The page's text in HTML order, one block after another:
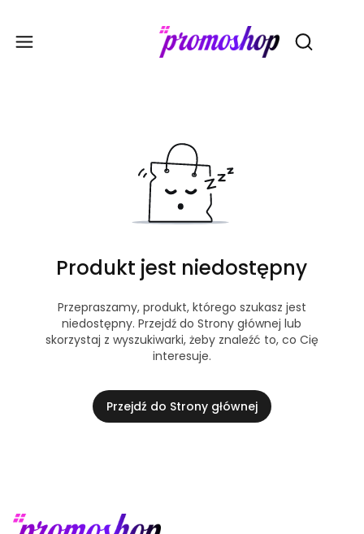
Otwórz
Produkt jest niedostępny
Przepraszamy, produkt, którego szukasz jest
niedostępny. Przejdź do Strony głównej lub
skorzystaj z wyszukiwarki, żeby znaleźć to, co Cię
interesuje.
Przejdź do Strony głównej